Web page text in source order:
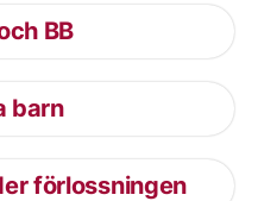
BB
barn
förlossningen